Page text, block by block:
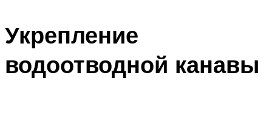
Укрепление
водоотводной канавы